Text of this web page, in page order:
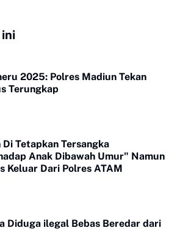
2025: Polres Madiun Tekan
Terungkap
Di Tetapkan Tersangka
Anak Dibawah Umur" Namun
Keluar Dari Polres ATAM
Diduga ilegal Bebas Beredar dari